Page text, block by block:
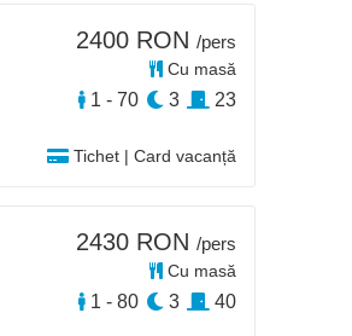
Tichet | Card vacanță
2400 RON /pers
Cu masă
1 - 70 3 23
2430 RON /pers
Cu masă
1 - 80 3 40